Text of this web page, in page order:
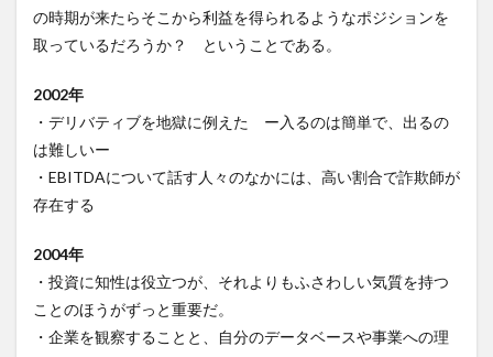
の時期が来たらそこから利益を得られるようなポジションを
取っているだろうか？ ということである。
2002年
・デリバティブを地獄に例えた ー入るのは簡単で、出るの
は難しいー
・EBITDAについて話す人々のなかには、高い割合で詐欺師が
存在する
2004年
・投資に知性は役立つが、それよりもふさわしい気質を持つ
ことのほうがずっと重要だ。
・企業を観察することと、自分のデータベースや事業への理